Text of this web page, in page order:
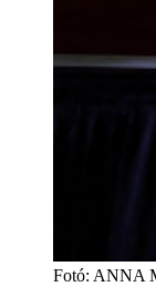
Fotó: ANNA